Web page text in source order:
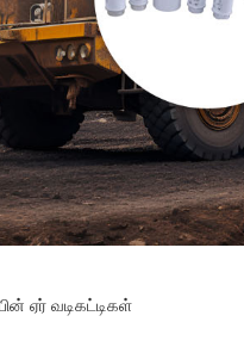
ஏர் வடிகட்டிகள்